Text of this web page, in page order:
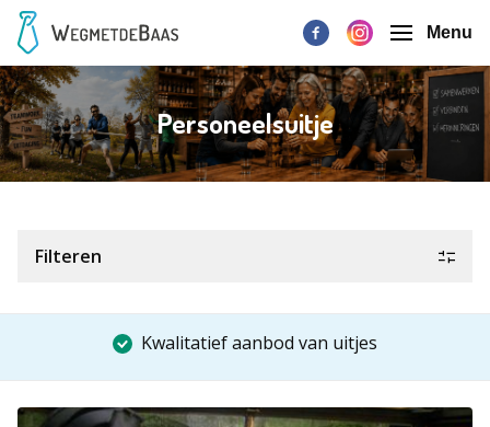
Menu
Personeelsuitje
Filteren
Kwalitatief aanbod van uitjes